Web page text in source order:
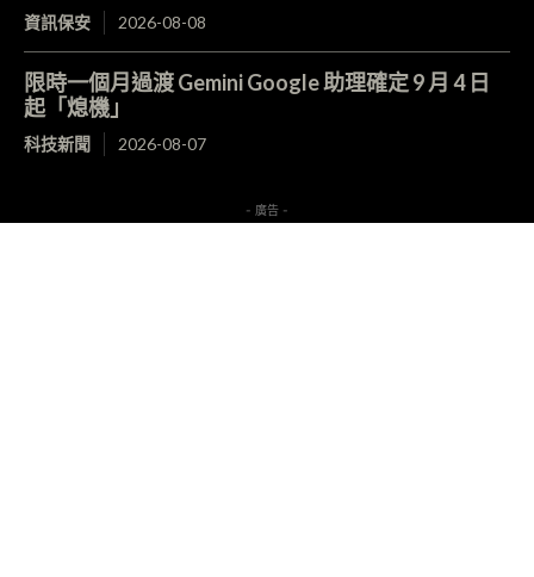
資訊保安 2026-08-08
限時一個月過渡 Gemini Google 助理確定 9 月 4 日
起「熄機」
科技新聞 2026-08-07
- 廣告 -